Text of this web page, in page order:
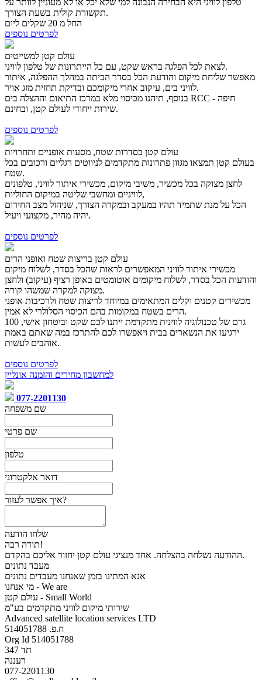
טלפון לוויני היא הבחירה הנבונה למי שלא יכל או לא מעוניין לוותר על
תקשורת קולית בשעת הצורך.
החל מ 20 שקלים ליום
לפרטים נוספים
עולם קטן למשייטים
לצאת לכל הפלגה בראש שקט, עם כל הייתרונות של טלפון לוויני.
מאפשר שליחת מיקום והודעת הכל בסדר הביתה במהלך ההפלגה, איתור
לוויני בים, עיקוב אחרי מיקומכם ובדיקת תחזית מזג אויר.
בנוסף, תיהנו מכיסוי מלא במרכז התיאום וההצלה בים RCC חיפה -
שירות ייחודי לעולם קטן, ובחינם.
לפרטים נוספים
עולם קטן בסדרות שטח, מסעות אופניים ותחרויות
בעולם קטן תמצאו מגוון פתרונות מתקדמים לניווטים רגליים ורכובים בכל
שטח.
לחצן מצוקה בכל מכשיר, משיבי מיקום, מכשירי איתור לוויני, טלפונים
לוויניים ומחשבי שליטה במיקום החוליות,
הכל על מנת שתמיד תהיו במעקב ובמקרה הצורך, שניהול מצב החירום
יהיה מהיר, מקצועי ויעיל.
לפרטים נוספים
עולם קטן בריצות שטח ואופני הרים
מכשירי איתור לוויני המאפשרים לראות שהכל בסדר, לשלוח מיקום
והודעות הכל בסדר, לשלוח מיקומים אוטומטים באופן רציף (עיקוב) ולחצן
מצוקה למקרה שמשהו קורה.
מכשירים קטנים וקלים המתאימים במיוחד לריצות שטח ולרכיבות אופני
הרים בשטח במקומות בהם הכיסוי הסלולרי לא אמין.
100 גרם של טכנולוגיה לווינית מתקדמת ייתנו לכם שקט וביטחון אישי,
ירגיעו את הנשארים בבית ויאפשרו לכם להתרכז במה שאתם באמת
אוהבים לעשות.
לפרטים נוספים
למחשבון מחירים והזמנה אונליין
077-2201130
שם משפחה
שם פרטי
טלפון
דואר אלקטרוני
איך אפשר לעזור?
שלחו הודעה
תודה רבה!
ההודעה נשלחה בהצלחה. אחד מנציגי עולם קטן יחזור אליכם בהקדם.
מעבד נתונים
אנא המתינו בזמן שאנחנו מעבדים נתונים
מי אנחנו - We are
עולם קטן - Small World
שירותי מיקום לוויני מתקדמים בע"מ
Advanced satellite location services LTD
ח.פ. 514051788
Org Id 514051788
תד 347
רעננה
077-2201130